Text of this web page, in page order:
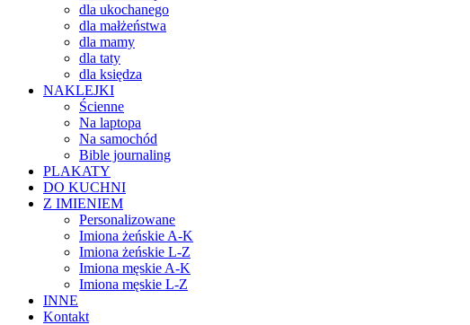
dla ukochanego
dla małżeństwa
dla mamy
dla taty
dla księdza
NAKLEJKI
Ścienne
Na laptopa
Na samochód
Bible journaling
PLAKATY
DO KUCHNI
Z IMIENIEM
Personalizowane
Imiona żeńskie A-K
Imiona żeńskie L-Z
Imiona męskie A-K
Imiona męskie L-Z
INNE
Kontakt